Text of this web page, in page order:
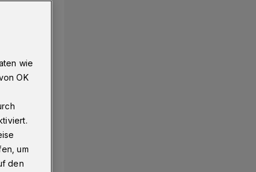
wie
OK
um
den